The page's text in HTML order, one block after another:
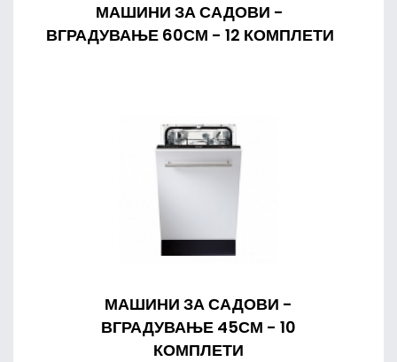
МАШИНИ ЗА САДОВИ -
ВГРАДУВАЊЕ 60СМ - 12 КОМПЛЕТИ
МАШИНИ ЗА САДОВИ -
ВГРАДУВАЊЕ 45СМ - 10
КОМПЛЕТИ